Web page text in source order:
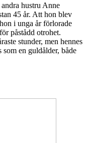
hustru Anne
45 år. Att hon blev
i unga år förlorade
påstådd otrohet.
stunder, men hennes
en guldålder, både